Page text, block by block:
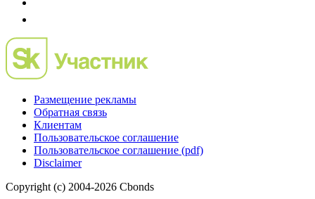
Размещение рекламы
Обратная связь
Клиентам
Пользовательское соглашение
Пользовательское соглашение (pdf)
Disclaimer
Copyright (c) 2004-2026 Cbonds